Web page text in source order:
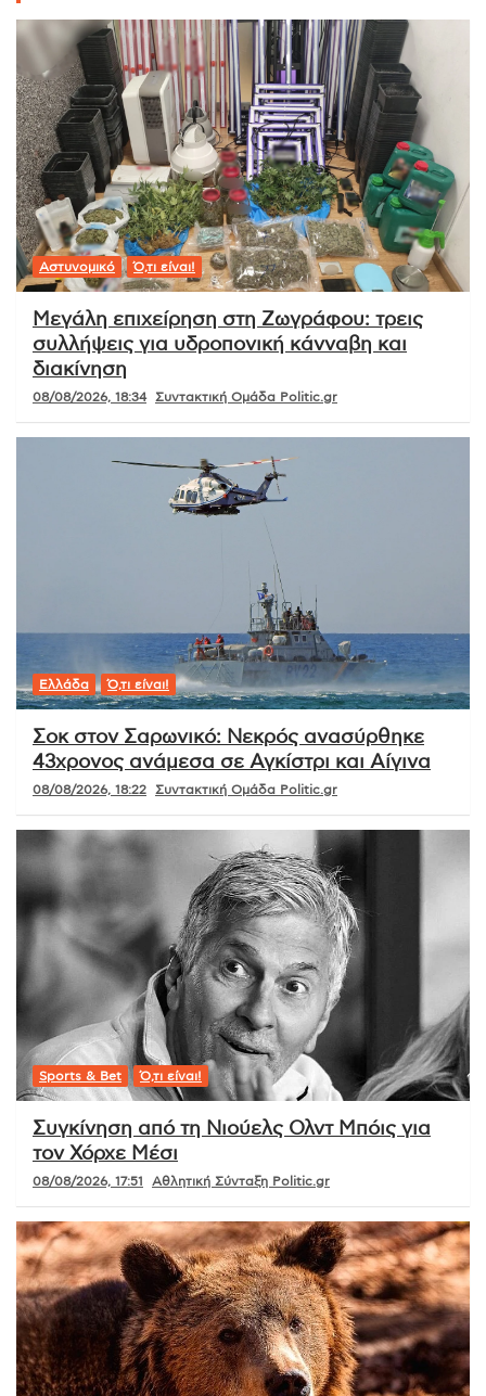
Αστυνομικό Ό,τι είναι!
Μεγάλη επιχείρηση στη Ζωγράφου: τρεις
συλλήψεις για υδροπονική κάνναβη και
διακίνηση
08/08/2026, 18:34 Συντακτική Ομάδα Politic.gr
Ελλάδα Ό,τι είναι!
Σοκ στον Σαρωνικό: Νεκρός ανασύρθηκε
43χρονος ανάμεσα σε Αγκίστρι και Αίγινα
08/08/2026, 18:22 Συντακτική Ομάδα Politic.gr
Sports & Bet Ό,τι είναι!
Συγκίνηση από τη Νιούελς Ολντ Μπόις για
τον Χόρχε Μέσι
08/08/2026, 17:51 Αθλητική Σύνταξη Politic.gr